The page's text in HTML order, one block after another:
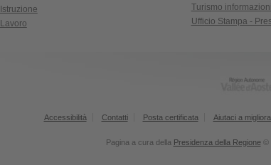
Istruzione
Lavoro
Turismo
Ufficio Stampa -
Accessibilità Contatti Posta certificata Aiutaci a
Pagina a cura della Presidenza della Regione©